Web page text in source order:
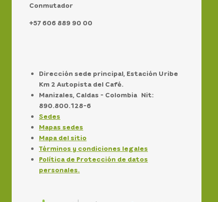
Conmutador
+57 606 889 90 00
Dirección sede principal, Estación Uribe
Km 2 Autopista del Café.
Manizales, Caldas - Colombia Nit:
890.800.128-6
Sedes
Mapas sedes
Mapa del sitio
Términos y condiciones legales
Política de Protección de datos
personales.